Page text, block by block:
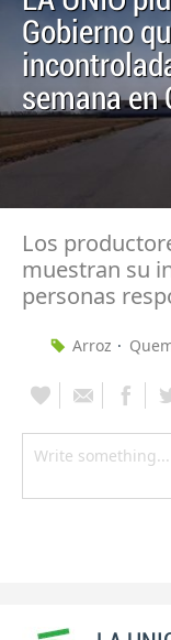
Gobierno
semana en
Los
muestran su
personas
Arroz